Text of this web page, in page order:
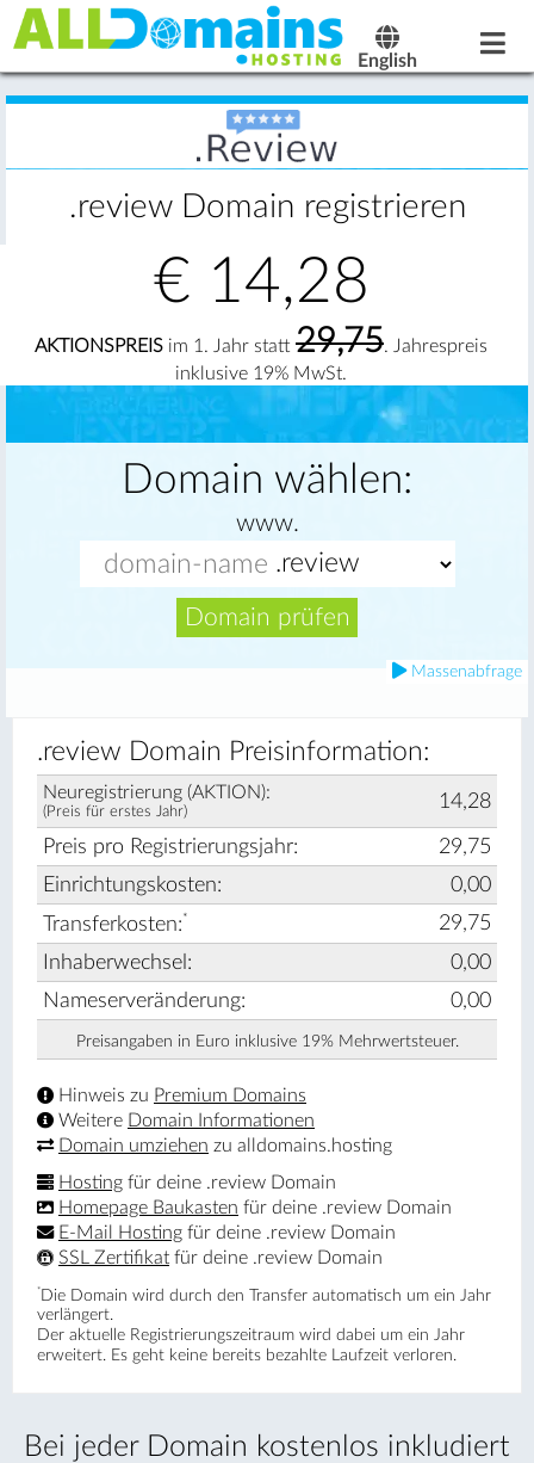
English
.review Domain registrieren
€ 14,28
AKTIONSPREIS im 1. Jahr statt 29,75. Jahrespreis
inklusive 19% MwSt.
Domain wählen:
www.
Domain prüfen
Massenabfrage
Bei jeder Domain kostenlos inkludiert
.review Domain Preisinformation:
Neuregistrierung (AKTION):
(Preis für erstes Jahr) 14,28
Preis pro Registrierungsjahr:
29,75
Einrichtungskosten:
0,00
Transferkosten:*
29,75
Inhaberwechsel:
0,00
Nameserveränderung:
0,00
Preisangaben in Euro inklusive 19% Mehrwertsteuer.
Hinweis zu Premium Domains
Weitere Domain Informationen
Domain umziehen zu alldomains.hosting
Hosting für deine .review Domain
Homepage Baukasten für deine .review Domain
E-Mail Hosting für deine .review Domain
SSL Zertifikat für deine .review Domain
* Die Domain wird durch den Transfer automatisch um ein Jahr
verlängert.
Der aktuelle Registrierungs­zeitraum wird dabei um ein Jahr
erweitert. Es geht keine bereits bezahlte Laufzeit verloren.